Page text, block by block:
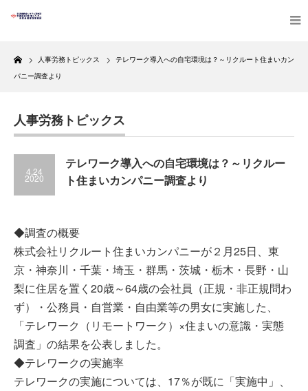
Home
人事労務トピックス テレワーク導入への自宅環境は？～リクルート住まいカン
パニー調査より
人事労務トピックス
4.24
2020
テレワーク導入への自宅環境は？～リクルー
ト住まいカンパニー調査より
◆調査の概要
株式会社リクルート住まいカンパニーが２月25日、東
京・神奈川・千葉・埼玉・群馬・茨城・栃木・長野・山
梨に住居を置く20歳～64歳の会社員（正規・非正規問わ
ず）・公務員・自営業・自由業等の男女に実施した、
「テレワーク（リモートワーク）×住まいの意識・実態
調査」の結果を公表しました。
◆テレワークの実施率
テレワークの実施については、17％が既に「実施中」、